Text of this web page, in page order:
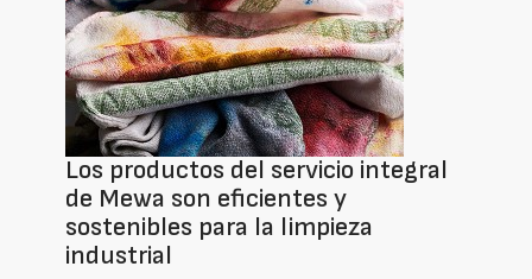
Los productos del servicio integral
de Mewa son eficientes y
sostenibles para la limpieza
industrial